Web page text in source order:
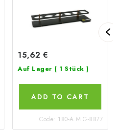
15,62 €
Auf Lager ( 1 Stück )
ADD TO CART
Code: 180-A.MIG-8877